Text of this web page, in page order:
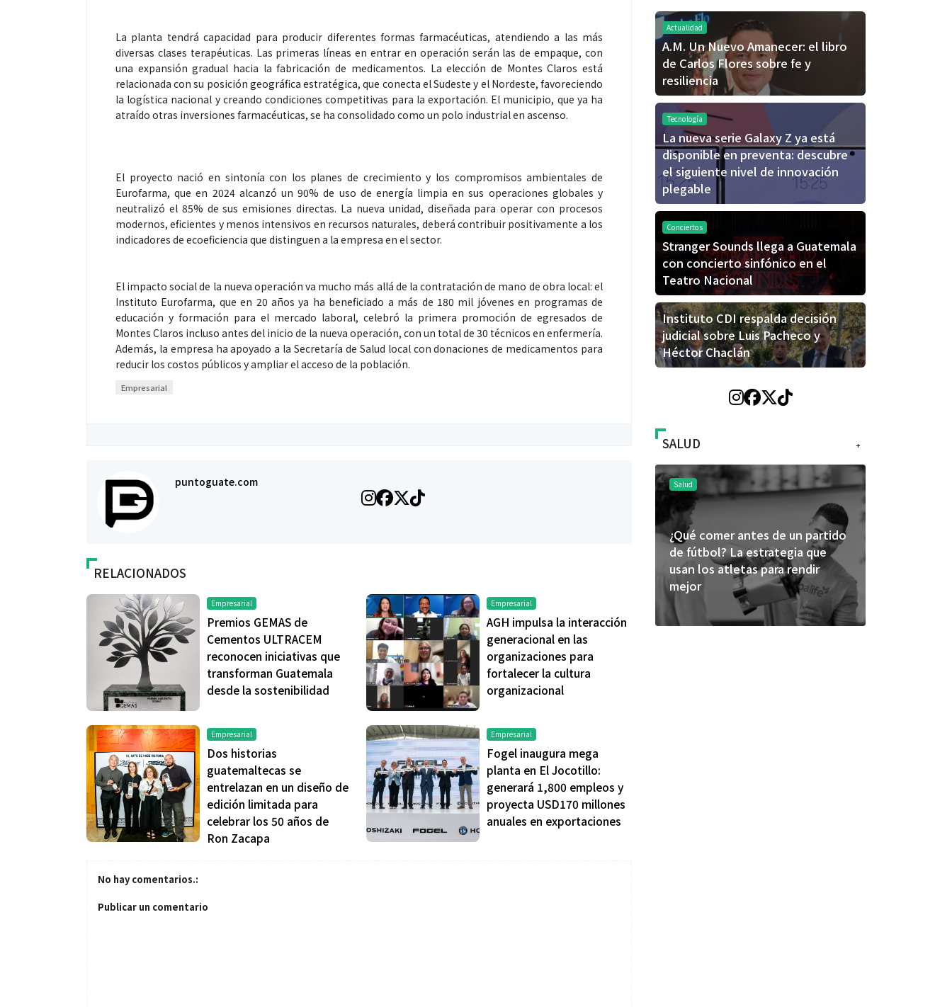
La planta tendrá capacidad para producir diferentes formas farmacéuticas, atendiendo a las más
diversas clases terapéuticas. Las primeras líneas en entrar en operación serán las de empaque, con
una expansión gradual hacia la fabricación de medicamentos. La elección de Montes Claros está
relacionada con su posición geográfica estratégica, que conecta el Sudeste y el Nordeste, favoreciendo
la logística nacional y creando condiciones competitivas para la exportación. El municipio, que ya ha
atraído otras inversiones farmacéuticas, se ha consolidado como un polo industrial en ascenso.
El proyecto nació en sintonía con los planes de crecimiento y los compromisos ambientales de
Eurofarma, que en 2024 alcanzó un 90% de uso de energía limpia en sus operaciones globales y
neutralizó el 85% de sus emisiones directas. La nueva unidad, diseñada para operar con procesos
modernos, eficientes y menos intensivos en recursos naturales, deberá contribuir positivamente a los
indicadores de ecoeficiencia que distinguen a la empresa en el sector.
El impacto social de la nueva operación va mucho más allá de la contratación de mano de obra local: el
Instituto Eurofarma, que en 20 años ya ha beneficiado a más de 180 mil jóvenes en programas de
educación y formación para el mercado laboral, celebró la primera promoción de egresados de
Montes Claros incluso antes del inicio de la nueva operación, con un total de 30 técnicos en enfermería.
Además, la empresa ha apoyado a la Secretaría de Salud local con donaciones de medicamentos para
reducir los costos públicos y ampliar el acceso de la población.
Empresarial
puntoguate.com
RELACIONADOS
Empresarial
Premios GEMAS de
Cementos ULTRACEM
reconocen iniciativas que
transforman Guatemala
desde la sostenibilidad
Empresarial
AGH impulsa la interacción
generacional en las
organizaciones para
fortalecer la cultura
organizacional
Empresarial
Dos historias
guatemaltecas se
entrelazan en un diseño de
edición limitada para
celebrar los 50 años de
Ron Zacapa
Empresarial
Fogel inaugura mega
planta en El Jocotillo:
generará 1,800 empleos y
proyecta USD170 millones
anuales en exportaciones
No hay comentarios.:
Publicar un comentario
Actualidad
A.M. Un Nuevo Amanecer: el libro
de Carlos Flores sobre fe y
resiliencia
Tecnología
La nueva serie Galaxy Z ya está
disponible en preventa: descubre
el siguiente nivel de innovación
plegable
Conciertos
Stranger Sounds llega a Guatemala
con concierto sinfónico en el
Teatro Nacional
Instituto CDI respalda decisión
judicial sobre Luis Pacheco y
Héctor Chaclán
+
SALUD
Salud
¿Qué comer antes de un partido
de fútbol? La estrategia que
usan los atletas para rendir
mejor
Salud
usan los atletas para rendir